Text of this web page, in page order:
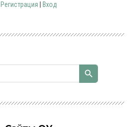
Регистрация
Вход